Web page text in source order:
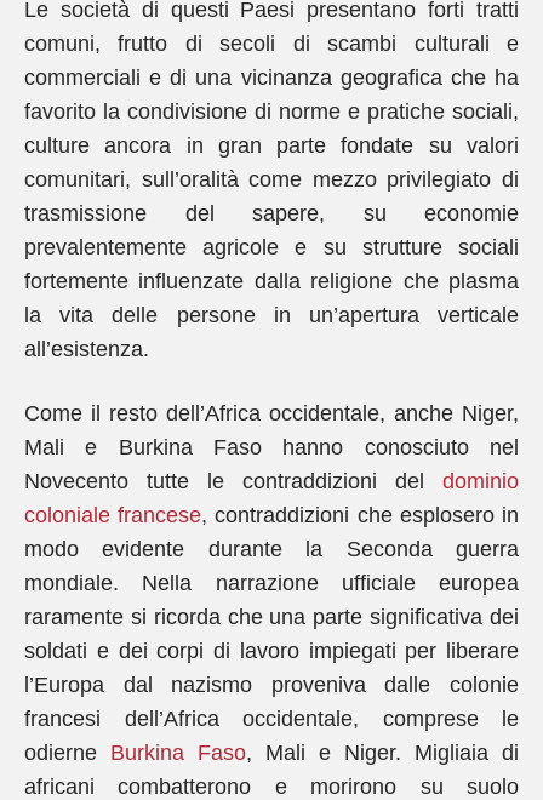
Le società di questi Paesi presentano forti tratti
comuni, frutto di secoli di scambi culturali e
commerciali e di una vicinanza geografica che ha
favorito la condivisione di norme e pratiche sociali,
culture ancora in gran parte fondate su valori
comunitari, sull’oralità come mezzo privilegiato di
trasmissione del sapere, su economie
prevalentemente agricole e su strutture sociali
fortemente influenzate dalla religione che plasma
la vita delle persone in un’apertura verticale
all’esistenza.
Come il resto dell’Africa occidentale, anche Niger,
Mali e Burkina Faso hanno conosciuto nel
Novecento tutte le contraddizioni del dominio
coloniale francese, contraddizioni che esplosero in
modo evidente durante la Seconda guerra
mondiale. Nella narrazione ufficiale europea
raramente si ricorda che una parte significativa dei
soldati e dei corpi di lavoro impiegati per liberare
l’Europa dal nazismo proveniva dalle colonie
francesi dell’Africa occidentale, comprese le
odierne Burkina Faso, Mali e Niger. Migliaia di
africani combatterono e morirono su suolo